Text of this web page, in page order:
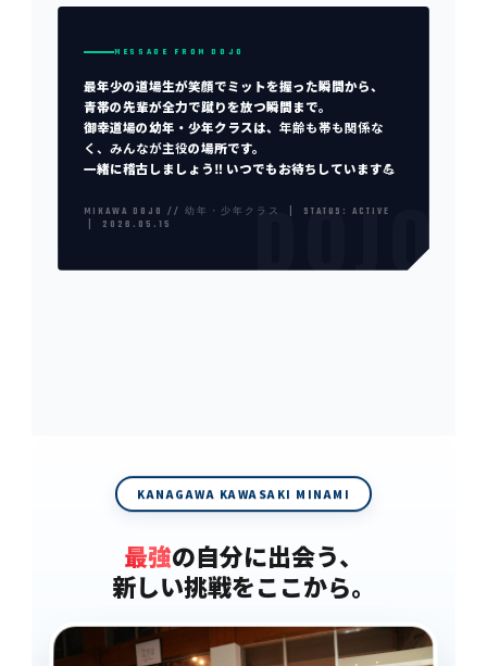
MESSAGE FROM DOJO
最年少の道場生が笑顔でミットを握った瞬間から、
青帯の先輩が全力で蹴りを放つ瞬間まで。
御幸道場の幼年・少年クラスは、年齢も帯も関係な
く、みんなが主役の場所です。
一緒に稽古しましょう‼️ いつでもお待ちしています💪
MIKAWA DOJO // 幼年・少年クラス | STATUS: ACTIVE
| 2026.05.15
KANAGAWA KAWASAKI MINAMI
最強の自分に出会う、
新しい挑戦をここから。